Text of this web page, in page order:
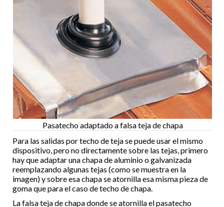
Pasatecho adaptado a falsa teja de chapa
Para las salidas por techo de teja se puede usar el mismo
dispositivo, pero no directamente sobre las tejas, primero
hay que adaptar una chapa de aluminio o galvanizada
reemplazando algunas tejas (como se muestra en la
imagen) y sobre esa chapa se atornilla esa misma pieza de
goma que para el caso de techo de chapa.
La falsa teja de chapa donde se atornilla el pasatecho